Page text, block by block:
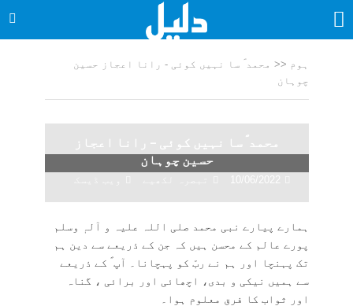
ہوم << محمد ؐ سا نہیں کوئی - رانا اعجاز حسین
چوہان
محمد ؐ سا نہیں کوئی – رانا اعجاز
حسین چوہان
10/06/2022
ہمارے پیارے نبی محمد صلی اللہ علیہ و آلہٖ وسلم
پورے عالم کے محسن ہیں کہ جن کے ذریعے سے دین ہم
تک پہنچا اور ہم نے ربّ کو پہچانا۔ آپ ؐ کے ذریعے
سے ہمیں نیکی و بدی، اچھائی اور برائی ، گناہ
اور ثواب کا فرق معلوم ہوا۔